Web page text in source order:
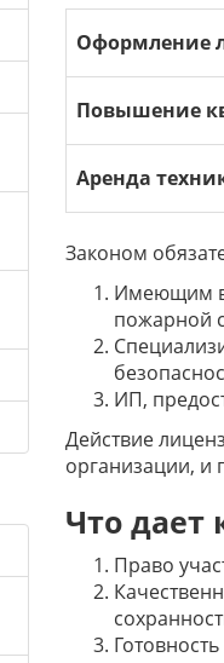
Оформление
Повышение
Аренда
Законом
Имеющим в
пожарной
ИП,
Действие
организации, и
Что
Право